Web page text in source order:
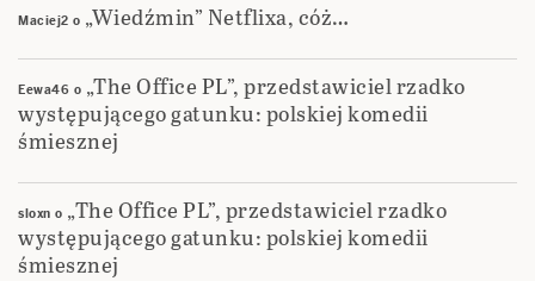
Maciej2 o „Wiedźmin” Netflixa, cóż…
Eewa46 o „The Office PL”, przedstawiciel rzadko
występującego gatunku: polskiej komedii
śmiesznej
sloxn o „The Office PL”, przedstawiciel rzadko
występującego gatunku: polskiej komedii
śmiesznej